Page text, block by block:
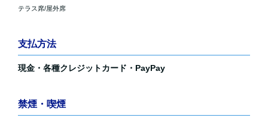
テラス席/屋外席
支払方法
現金・各種クレジットカード・PayPay
禁煙・喫煙